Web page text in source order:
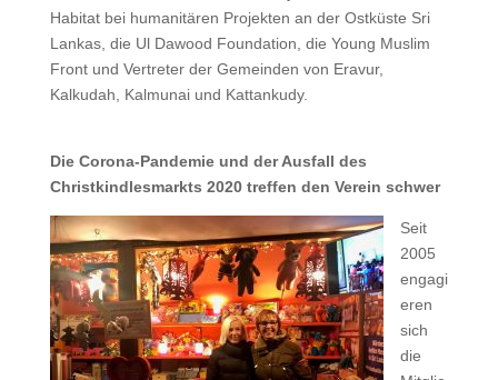
Habitat bei humanitären Projekten an der Ostküste Sri
Lankas, die Ul Dawood Foundation, die Young Muslim
Front und Vertreter der Gemeinden von Eravur,
Kalkudah, Kalmunai und Kattankudy.
Die Corona-Pandemie und der Ausfall des
Christkindlesmarkts 2020 treffen den Verein schwer
Seit
2005
engagi
eren
sich
die